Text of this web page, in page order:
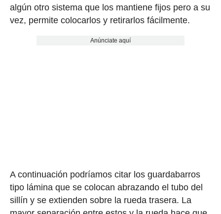
algún otro sistema que los mantiene fijos pero a su
vez, permite colocarlos y retirarlos fácilmente.
Anúnciate aquí
A continuación podríamos citar los guardabarros
tipo lámina que se colocan abrazando el tubo del
sillín y se extienden sobre la rueda trasera. La